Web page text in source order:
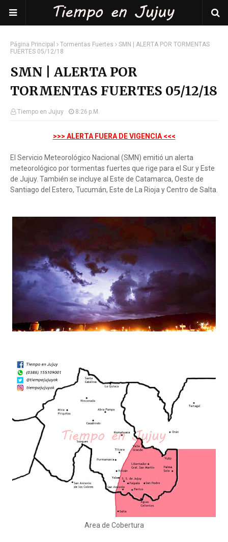
Página Principal Tormentas Fuertes
SMN | ALERTA POR TORMENTAS
FUERTES 05/12/18
SMN | ALERTA POR
TORMENTAS FUERTES 05/12/18
Tiempo en Jujuy 8:26 P.m.
>>> ALERTA FUERA DE VIGENCIA <<<
El Servicio Meteorológico Nacional (SMN) emitió un alerta
meteorológico por tormentas fuertes que rige para el Sur y Este
de Jujuy. También se incluye al Este de Catamarca, Oeste de
Santiago del Estero, Tucumán, Este de La Rioja y Centro de Salta.
Area de Cobertura